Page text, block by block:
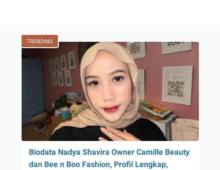
TRENDING
Biodata Nadya Shavira Owner Camille Beauty
dan Bee n Boo Fashion, Profil Lengkap,